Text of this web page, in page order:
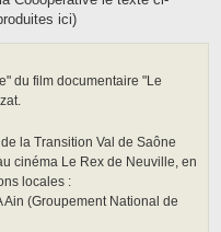
ici)
du film documentaire "Le
la Transition Val de Saône
cinéma Le Rex de Neuville, en
locales :
Ain (Groupement National de